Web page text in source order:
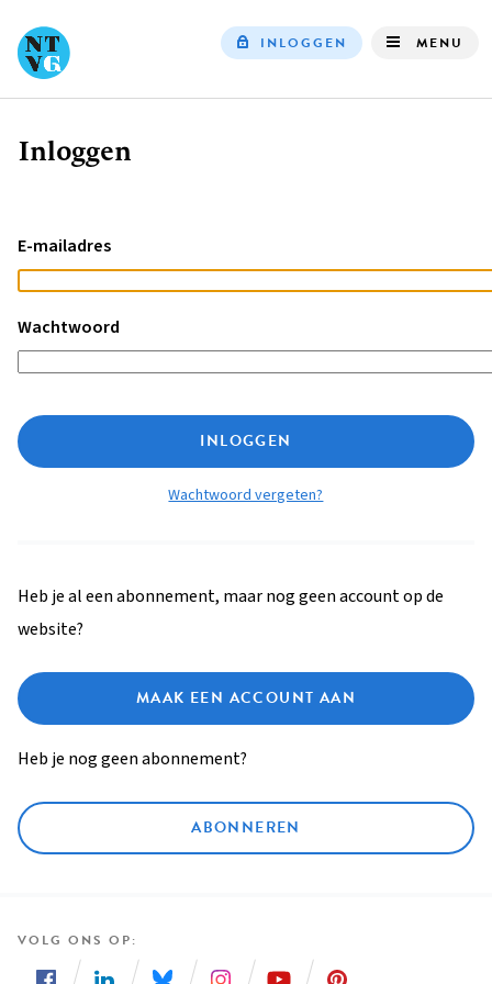
INLOGGEN MENU
Kruimelpad
Inloggen
E-mailadres
Wachtwoord
INLOGGEN
Wachtwoord vergeten?
Heb je al een abonnement, maar nog geen account op de
website?
MAAK EEN ACCOUNT AAN
Heb je nog geen abonnement?
ABONNEREN
VOLG ONS OP